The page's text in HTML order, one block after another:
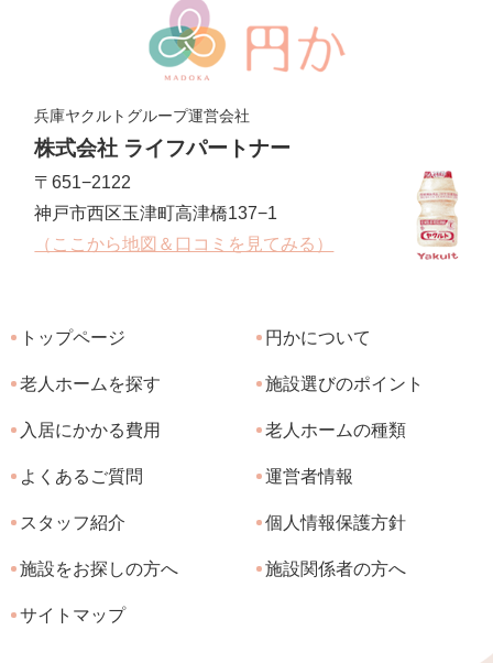
兵庫ヤクルトグループ運営会社
株式会社 ライフパートナー
〒651−2122
神戸市西区玉津町高津橋137−1
（ここから地図＆口コミを見てみる）
トップページ 円かについて
老人ホームを探す 施設選びのポイント
入居にかかる費用 老人ホームの種類
よくあるご質問 運営者情報
スタッフ紹介 個人情報保護方針
施設をお探しの方へ 施設関係者の方へ
サイトマップ